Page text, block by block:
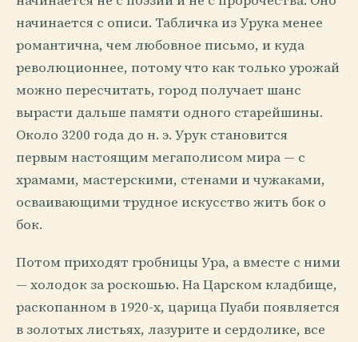
начинается с описи. Табличка из Урука менее
романтична, чем любовное письмо, и куда
революционнее, потому что как только урожай
можно пересчитать, город получает шанс
вырасти дальше памяти одного старейшины.
Около 3200 года до н. э. Урук становится
первым настоящим мегаполисом мира — с
храмами, мастерскими, стенами и чужаками,
осваивающими трудное искусство жить бок о
бок.
Потом приходят гробницы Ура, а вместе с ними
— холодок за роскошью. На Царском кладбище,
раскопанном в 1920-х, царица Пуаби появляется
в золотых листьях, лазурите и сердолике, все